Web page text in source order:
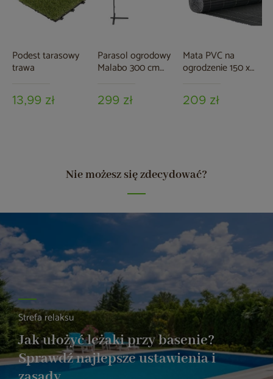
Podest tarasowy
trawa
13,99 zł
Parasol ogrodowy
Malabo 300 cm
podstawą
299 zł
Mata PVC na
ogrodzenie 150 x
209 zł
Nie możesz się zdecydować?
Strefa relaksu
Jak ułożyć leżaki przy basenie?
Sprawdź najlepsze ustawienia i